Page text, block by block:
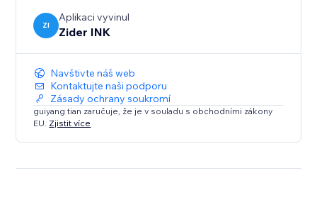
ZI
Aplikaci vyvinul
Zider INK
Navštivte náš web
Kontaktujte naši podporu
Zásady ochrany soukromí
guiyang tian zaručuje, že je v souladu s obchodními zákony
EU. Zjistit více